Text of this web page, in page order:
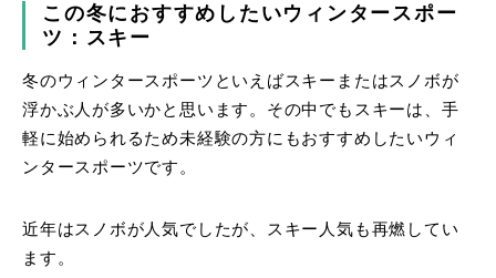
この冬におすすめしたいウィンタースポー
ツ：スキー
冬のウィンタースポーツといえばスキーまたはスノボが
浮かぶ人が多いかと思います。その中でもスキーは、手
軽に始められるため未経験の方にもおすすめしたいウィ
ンタースポーツです。
近年はスノボが人気でしたが、スキー人気も再燃してい
ます。